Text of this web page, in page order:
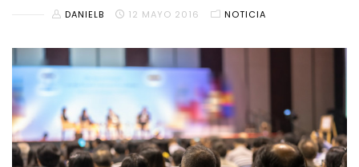
DANIELB 12 MAYO 2016 NOTICIA